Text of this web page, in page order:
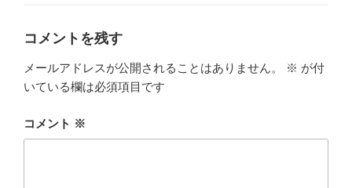
コメントを残す
メールアドレスが公開されることはありません。 ※ が付
いている欄は必須項目です
コメント ※